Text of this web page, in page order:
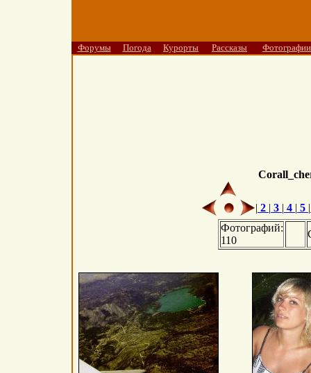
Форумы Погода Курорты Рассказы Фотографии
| 2 | 3 | 4 | 5 |
Фотографий:
110